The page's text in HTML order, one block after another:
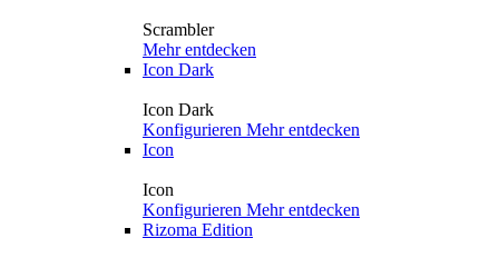
Scrambler
Mehr entdecken
Icon Dark
Icon Dark
Konfigurieren Mehr entdecken
Icon
Icon
Konfigurieren Mehr entdecken
Rizoma Edition